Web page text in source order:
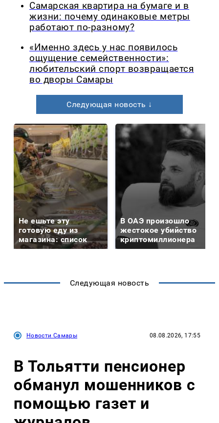
Самарская квартира на бумаге и в
жизни: почему одинаковые метры
работают по-разному?
«Именно здесь у нас появилось
ощущение семейственности»:
любительский спорт возвращается
во дворы Самары
Следующая новость ↓
Не ешьте эту
готовую еду из
магазина: список
В ОАЭ произошло
жестокое убийство
криптомиллионера
Следующая новость
Новости Самары 08.08.2026, 17:55
В Тольятти пенсионер
обманул мошенников с
помощью газет и